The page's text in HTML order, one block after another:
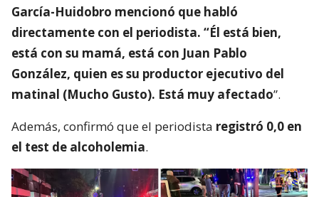
García-Huidobro mencionó que habló
directamente con el periodista. “Él está bien,
está con su mamá, está con Juan Pablo
González, quien es su productor ejecutivo del
matinal (Mucho Gusto). Está muy afectado”.
Además, confirmó que el periodista registró 0,0 en
el test de alcoholemia.